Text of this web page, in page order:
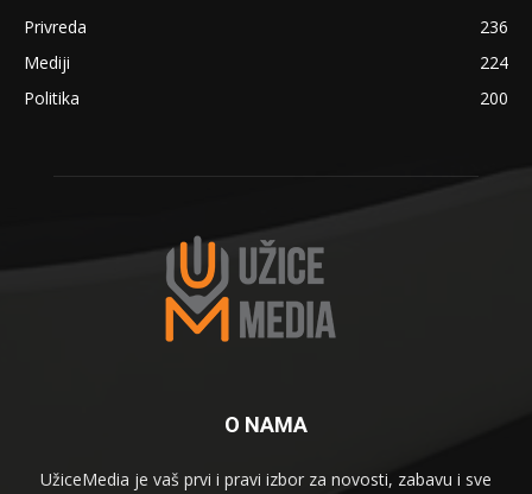
Privreda
236
Mediji
224
Politika
200
O NAMA
UžiceMedia je vaš prvi i pravi izbor za novosti, zabavu i sve